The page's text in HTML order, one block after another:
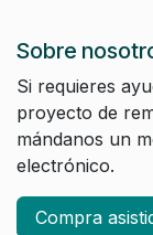
Sobre
Si requieres
proyecto de
mándanos un
electrónico.
Compra